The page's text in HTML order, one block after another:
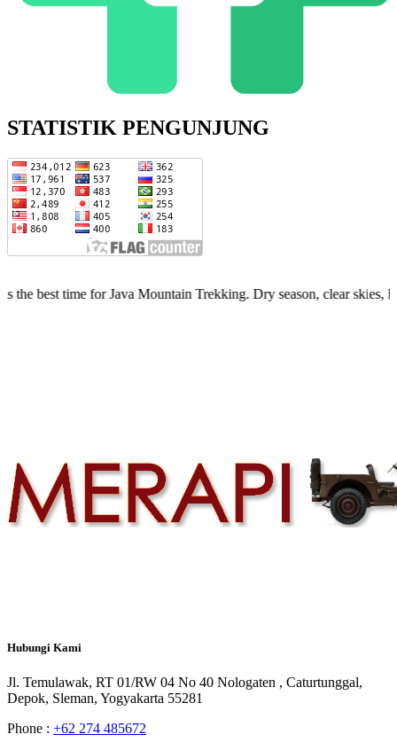
STATISTIK PENGUNJUNG
for Java Mountain Trekking. Dry season, clear skies, limited quota
Hubungi Kami
Jl. Temulawak, RT 01/RW 04 No 40 Nologaten , Caturtunggal,
Depok, Sleman, Yogyakarta 55281
Phone : +62 274 485672